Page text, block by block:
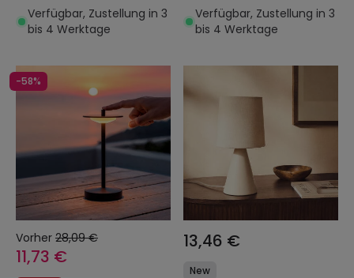
Verfügbar, Zustellung in 3
bis 4 Werktage
Verfügbar, Zustellung in 3
bis 4 Werktage
-58%
Vorher 28,09 €
11,73 €
13,46 €
New